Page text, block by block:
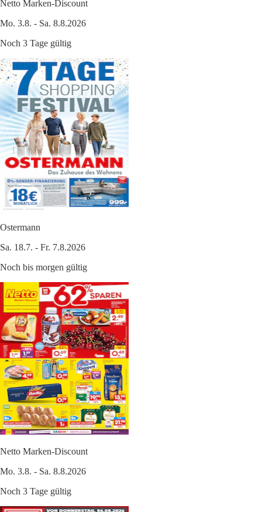
Netto Marken-Discount
Mo. 3.8. - Sa. 8.8.2026
Noch 3 Tage gültig
Ostermann
Sa. 18.7. - Fr. 7.8.2026
Noch bis morgen gültig
Netto Marken-Discount
Mo. 3.8. - Sa. 8.8.2026
Noch 3 Tage gültig